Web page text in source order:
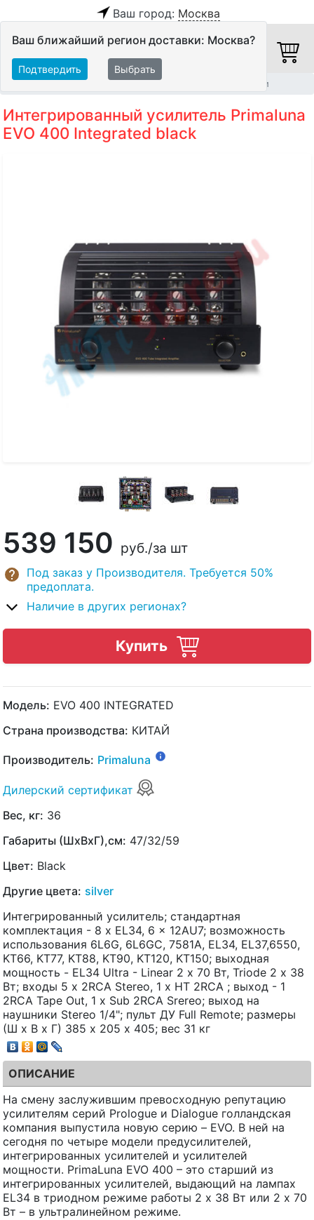
Ваш город: Москва
Ваш ближайший регион доставки: Москва?
Подтвердить Выбрать
Интегрированные усилители
Интегрированный усилитель Primaluna
EVO 400 Integrated black
539 150 руб./за шт
Под заказ у Производителя. Требуется 50%
предоплата.
Наличие в других регионах?
Купить
Модель: EVO 400 INTEGRATED
Страна производства: КИТАЙ
Производитель: Primaluna
Дилерский сертификат
Вес, кг: 36
Габариты (ШхВхГ),см: 47/32/59
Цвет: Black
Другие цвета: silver
Интегрированный усилитель; стандартная
комплектация - 8 x EL34, 6 x 12AU7; возможность
использования 6L6G, 6L6GC, 7581A, EL34, EL37,6550,
KT66, KT77, KT88, KT90, KT120, KT150; выходная
мощность - EL34 Ultra - Linear 2 х 70 Вт, Triode 2 х 38
Вт; входы 5 х 2RCA Stereo, 1 х HT 2RCA ; выход - 1
2RCA Tape Out, 1 х Sub 2RCA Srereo; выход на
наушники Stereo 1/4"; пульт ДУ Full Remote; размеры
(Ш х В х Г) 385 х 205 х 405; вес 31 кг
ОПИСАНИЕ
На смену заслужившим превосходную репутацию
усилителям серий Prologue и Dialogue голландская
компания выпустила новую серию – EVO. В ней на
сегодня по четыре модели предусилителей,
интегрированных усилителей и усилителей
мощности. PrimaLuna EVO 400 – это старший из
интегрированных усилителей, выдающий на лампах
EL34 в триодном режиме работы 2 х 38 Вт или 2 х 70
Вт – в ультралинейном режиме.